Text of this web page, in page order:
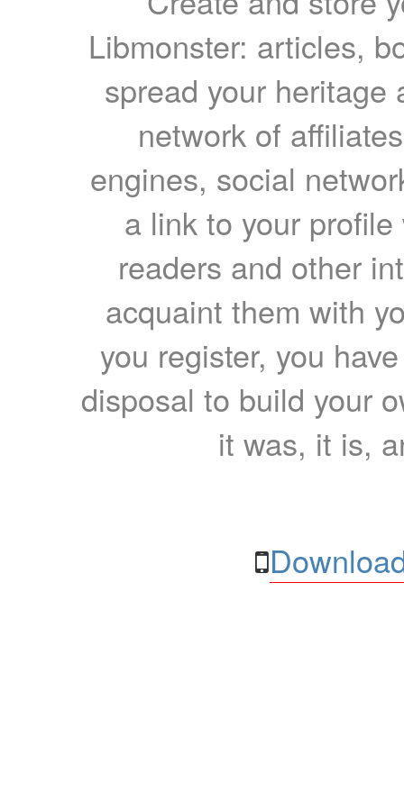
Libmonster: articles,
spread your heritage
network of
engines, social
a link to your
readers and other
acquaint them with
you register, you
disposal to build your
it was, it is,